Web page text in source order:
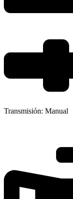
Transmisión: Manual